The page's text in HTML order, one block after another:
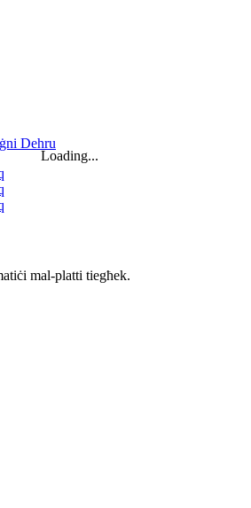
Loading...
mal-platti tiegħek.